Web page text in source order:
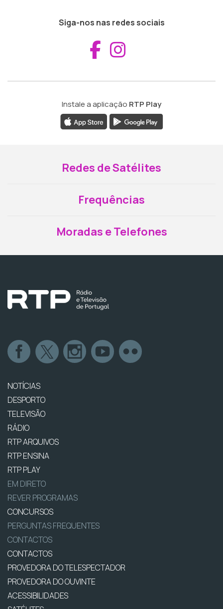
Siga-nos nas redes sociais
Aceder ao
Instale a aplicação RTP Play
Redes de Satélites
Frequências
Moradas e Telefones
NOTÍCIAS
DESPORTO
TELEVISÃO
RÁDIO
RTP ARQUIVOS
RTP ENSINA
RTP PLAY
EM DIRETO
REVER PROGRAMAS
CONCURSOS
PERGUNTAS FREQUENTES
CONTACTOS
CONTACTOS
PROVEDORA DO TELESPECTADOR
PROVEDORA DO OUVINTE
ACESSIBILIDADES